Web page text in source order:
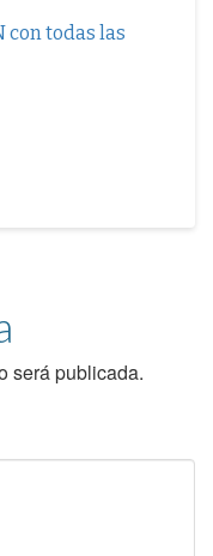
con todas las
será publicada.